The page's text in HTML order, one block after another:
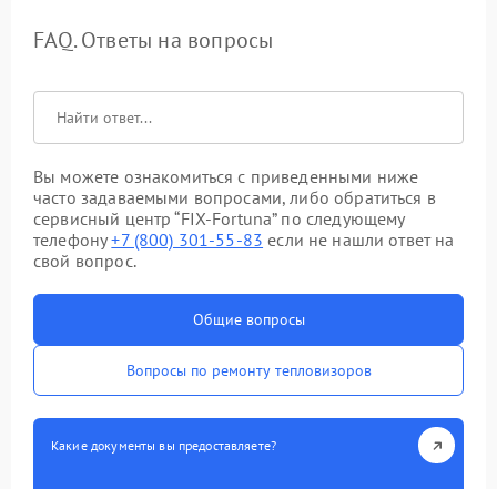
FAQ. Ответы на вопросы
Вы можете ознакомиться с приведенными ниже
часто задаваемыми вопросами, либо обратиться в
сервисный центр “FIX-Fortuna” по следующему
телефону+7 (800) 301-55-83 если не нашли ответ на
свой вопрос.
Общие вопросы
Вопросы по ремонту тепловизоров
Какие документы вы предоставляете?